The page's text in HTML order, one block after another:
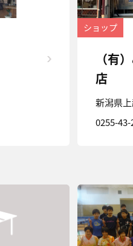
ショップ
（有
店
新潟県
0255-43-